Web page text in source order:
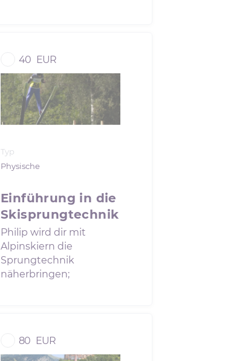
40 EUR
Typ
Physische
Einführung in die
Skisprungtechnik
Philip wird dir mit
Alpinskiern die
Sprungtechnik
näherbringen;
80 EUR